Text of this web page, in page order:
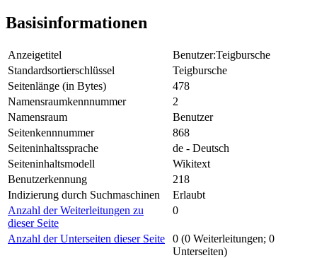
Basisinformationen
Anzeigetitel
Benutzer:Teigbursche
Standardsortierschlüssel
Teigbursche
Seitenlänge (in Bytes)
478
Namensraumkennnummer
2
Namensraum
Benutzer
Seitenkennnummer
868
Seiteninhaltssprache
de - Deutsch
Seiteninhaltsmodell
Wikitext
Benutzerkennung
218
Indizierung durch Suchmaschinen
Erlaubt
Anzahl der Weiterleitungen zu
dieser Seite
0
Anzahl der Unterseiten dieser Seite
0 (0 Weiterleitungen; 0
Unterseiten)